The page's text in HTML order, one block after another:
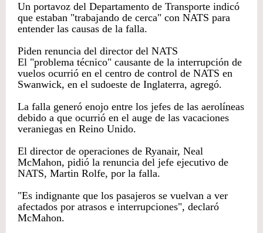
Un portavoz del Departamento de Transporte indicó
que estaban "trabajando de cerca" con NATS para
entender las causas de la falla.
Piden renuncia del director del NATS
El "problema técnico" causante de la interrupción de
vuelos ocurrió en el centro de control de NATS en
Swanwick, en el sudoeste de Inglaterra, agregó.
La falla generó enojo entre los jefes de las aerolíneas
debido a que ocurrió en el auge de las vacaciones
veraniegas en Reino Unido.
El director de operaciones de Ryanair, Neal
McMahon, pidió la renuncia del jefe ejecutivo de
NATS, Martin Rolfe, por la falla.
"Es indignante que los pasajeros se vuelvan a ver
afectados por atrasos e interrupciones", declaró
McMahon.